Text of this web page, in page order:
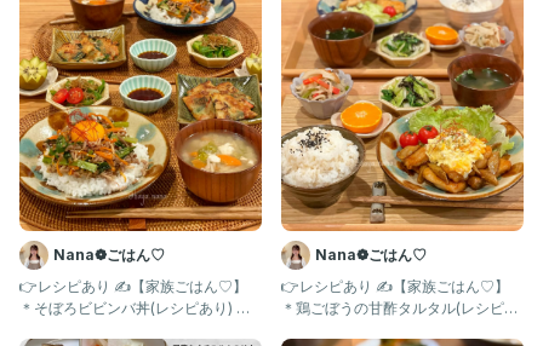
Nana❁ごはん♡
👉レシピあり ✍️【家族ごはん♡】
＊そぼろビビンバ丼(レシピあり) ＊
Nana❁ごはん♡
👉レシピあり ✍️【家族ごはん♡】
＊鶏ごぼうの甘酢タルタル(レシピあ